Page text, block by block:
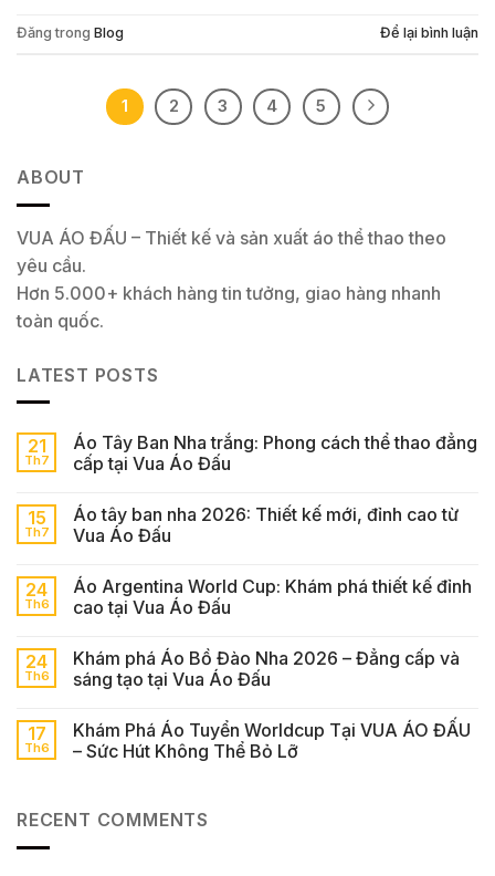
Đăng trong Blog Để lại bình luận
1 2 3 4 5
ABOUT
VUA ÁO ĐẤU – Thiết kế và sản xuất áo thể thao theo
yêu cầu.
Hơn 5.000+ khách hàng tin tưởng, giao hàng nhanh
toàn quốc.
LATEST POSTS
21
Th7
Áo Tây Ban Nha trắng: Phong cách thể thao đẳng
cấp tại Vua Áo Đấu
15
Th7
Áo tây ban nha 2026: Thiết kế mới, đỉnh cao từ
Vua Áo Đấu
24
Th6
Áo Argentina World Cup: Khám phá thiết kế đỉnh
cao tại Vua Áo Đấu
24
Th6
Khám phá Áo Bồ Đào Nha 2026 – Đẳng cấp và
sáng tạo tại Vua Áo Đấu
17
Th6
Khám Phá Áo Tuyển Worldcup Tại VUA ÁO ĐẤU
– Sức Hút Không Thể Bỏ Lỡ
RECENT COMMENTS